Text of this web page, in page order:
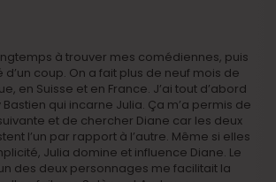
à trouver mes comédiennes, puis
d’un coup. On a fait plus de neuf mois de
en Suisse et en France. J’ai tout d’abord
qui incarne Julia. Ça m’a permis de
et de chercher Diane car les deux
l’un par rapport à l’autre. Même si elles
Julia domine et influence Diane. Le
des deux personnages me facilitait la